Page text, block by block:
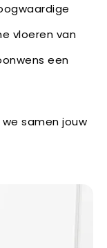
vloeren van
een
samen jouw